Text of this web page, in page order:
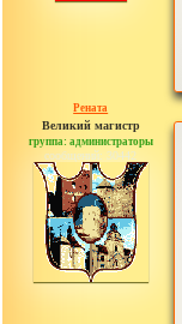
Рената
Великий магистр
группа: администраторы
сообщений: 30442